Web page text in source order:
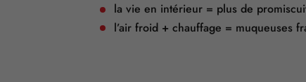
la vie en intérieur = plus de
l’air froid + chauffage = muqueuses